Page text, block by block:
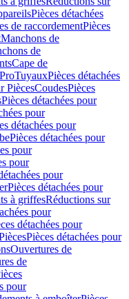
Pièces détachées
de raccordementPièces
Manchons de
de
Cape de
TuyauxPièces détachées
PiècesCoudesPièces
Pièces détachées pour
pour
détachées pour
Pièces détachées pour
pour
pour
pour
Pièces détachées pour
à griffesRéductions sur
pour
détachées pour
Pièces détachées pour
Ouvertures de
de
pour